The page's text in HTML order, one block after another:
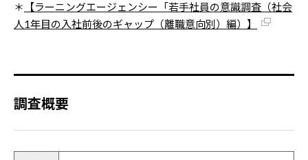
＊
【ラーニングエージェンシー「若手社員の意識調査（社会
人1年目の入社前後のギャップ（離職意向別）編）】
調査概要